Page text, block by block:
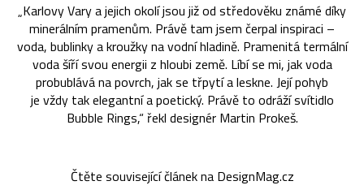
„Karlovy Vary a jejich okolí jsou již od středověku známé díky
minerálním pramenům. Právě tam jsem čerpal inspiraci –
voda, bublinky a kroužky na vodní hladině. Pramenitá termální
voda šíří svou energii z hloubi země. Líbí se mi, jak voda
probublává na povrch, jak se třpytí a leskne. Její pohyb
je vždy tak elegantní a poetický. Právě to odráží svítidlo
Bubble Rings,“ řekl designér Martin Prokeš.
Čtěte související článek na DesignMag.cz